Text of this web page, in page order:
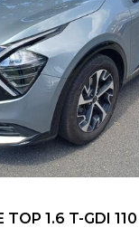
TOP 1.6 T-GDI